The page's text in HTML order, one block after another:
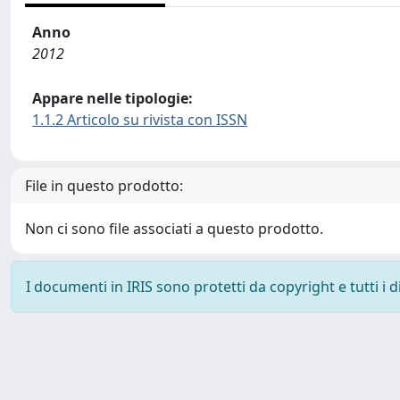
Anno
2012
Appare nelle tipologie:
1.1.2 Articolo su rivista con ISSN
File in questo prodotto:
Non ci sono file associati a questo prodotto.
I documenti in IRIS sono protetti da copyright e tutti i